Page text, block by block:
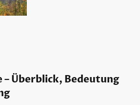
Überblick, Bedeutung